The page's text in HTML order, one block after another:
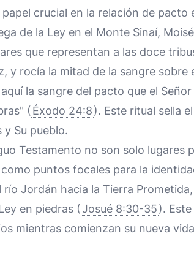
crucial en la relación de pacto
de la Ley en el Monte Sinaí,
que representan a las doce
y rocía la mitad de la sangre sobre
la sangre del pacto que el
( Éxodo 24:8). Este ritual sella
Su pueblo.
Testamento no son solo lugares
puntos focales para la
río Jordán hacia la Tierra
en piedras (Josué 8:30-35).
mientras comienzan su nueva